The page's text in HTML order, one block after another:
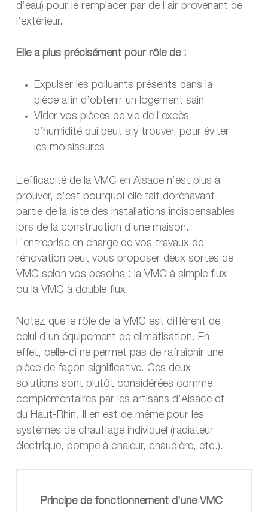
d’eau) pour le remplacer par de l’air provenant de
l’extérieur.
Elle a plus précisément pour rôle de :
Expulser les polluants présents dans la
pièce afin d’obtenir un logement sain
Vider vos pièces de vie de l’excès
d’humidité qui peut s’y trouver, pour éviter
les moisissures
L’efficacité de la VMC en Alsace n’est plus à
prouver, c’est pourquoi elle fait dorénavant
partie de la liste des installations indispensables
lors de la construction d’une maison.
L’entreprise en charge de vos travaux de
rénovation peut vous proposer deux sortes de
VMC selon vos besoins : la VMC à simple flux
ou la VMC à double flux.
Notez que le rôle de la VMC est différent de
celui d’un équipement de climatisation. En
effet, celle-ci ne permet pas de rafraîchir une
pièce de façon significative. Ces deux
solutions sont plutôt considérées comme
complémentaires par les artisans d’Alsace et
du Haut-Rhin. Il en est de même pour les
systèmes de chauffage individuel (radiateur
électrique, pompe à chaleur, chaudière, etc.).
Principe de fonctionnement d’une VMC